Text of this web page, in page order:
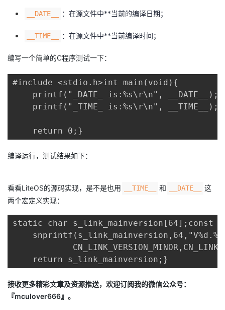
证
实
的
持
建
议
__DATE__ ：在源文件中**当前的编译日期；
__TIME__ ：在源文件中**当前编译时间；
编写一个简单的C程序测试一下：
#include <stdio.h>int main(void){
printf("_DATE_ is:%s\r\n", __DATE__);
printf("_TIME_ is:%s\r\n", __TIME__);
return 0;}
编译运行，测试结果如下：
看看LiteOS的源码实现，是不是也用 __TIME__ 和 __DATE__
这
两个宏定义实现：
static char s_link_mainversion[64];const
snprintf(s_link_mainversion,64,"V%d.%d.%d
return s_link_mainversion;}
接收更多精彩文章及资源推送，欢迎订阅我的微信公众号：
『mculover666』。